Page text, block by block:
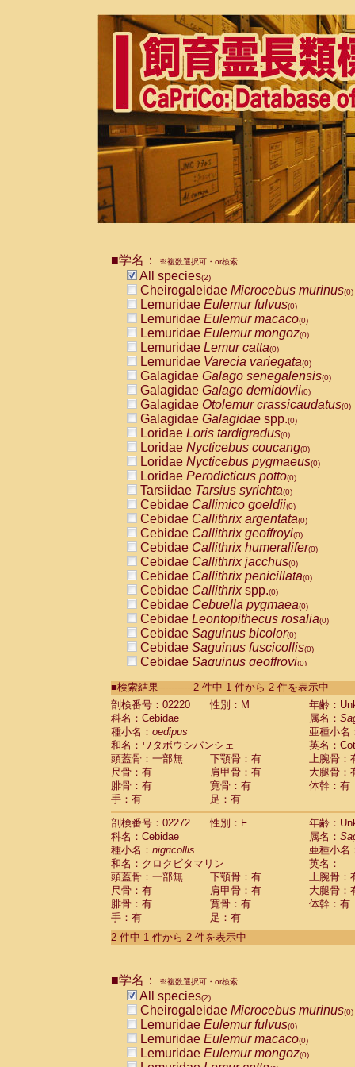
■学名： ※複数選択可・or検索
All species(2)
Cheirogaleidae Microcebus murinus(0)
Lemuridae Eulemur fulvus(0)
Lemuridae Eulemur macaco(0)
Lemuridae Eulemur mongoz(0)
Lemuridae Lemur catta(0)
Lemuridae Varecia variegata(0)
Galagidae Galago senegalensis(0)
Galagidae Galago demidovii(0)
Galagidae Otolemur crassicaudatus(0)
Galagidae Galagidae spp.(0)
Loridae Loris tardigradus(0)
Loridae Nycticebus coucang(0)
Loridae Nycticebus pygmaeus(0)
Loridae Perodicticus potto(0)
Tarsiidae Tarsius syrichta(0)
Cebidae Callimico goeldii(0)
Cebidae Callithrix argentata(0)
Cebidae Callithrix geoffroyi(0)
Cebidae Callithrix humeralifer(0)
Cebidae Callithrix jacchus(0)
Cebidae Callithrix penicillata(0)
Cebidae Callithrixspp.(0)
Cebidae Cebuella pygmaea(0)
Cebidae Leontopithecus rosalia(0)
Cebidae Saguinus bicolor(0)
Cebidae Saguinus fuscicollis(0)
Cebidae Saguinus geoffroyi(0)
CebidaeSaguinus labiatus(0)
Cebidae Saguinus leucopus (0)
Cebidae
Cebidae
CebidaeSaguinus nigricollis (1)
Cebidae Saguinus oedipus
Cebidae Saguinus weddelli
Cebidae Saguinusspp.
Cebidae Aotus trivirgatus
Cebidae Cebus albifrons
Cebidae
CebidaeCebus capucinus
CebidaeCebus nigrivittatus
Cebidae Cebusspp.(0)
Cebidae Saimiri boliviensis
Cebidae Saimiri sciureus
Atelidae Alouatta caraya
AtelidaeAlouatta fusca
AtelidaeAlouatta seniculus
AtelidaeAteles belzebuth
AtelidaeAteles geoffroyi
AtelidaeAteles paniscus(0)
AtelidaeAtelesspp. (0)
AtelidaeLagothrix lagothricha
AtelidaeLagothrix lagothricha cana
PitheciidaeCacajao calvus
■検索結果-----------2 件中 1 件から 2 件を表示中
剖検番号：02220
性別：M
年齢：
科名：Cebidae
属名：
種小名： oedipus
亜種小名
和名：ワタボウシパンシェ
英名：
頭蓋骨：一部無
下顎骨：有
上腕骨：
尺骨：有
肩甲骨：有
大腿骨：
腓骨：有
寛骨：有
体幹：有
手：有
足：有
剖検番号：02272
性別：F
年齢：
科名：Cebidae
属名：
種小名： nigricollis
亜種小名
和名：クロクビタマリン
英名：
頭蓋骨：一部無
下顎骨：有
上腕骨：
尺骨：有
肩甲骨：有
大腿骨：
腓骨：有
寛骨：有
体幹：有
手：有
足：有
2 件中 1 件から 2 件を表示中
■学名： ※複数選択可・or検索
All species(2)
Cheirogaleidae Microcebus murinus(0)
Lemuridae Eulemur fulvus(0)
Lemuridae Eulemur macaco(0)
Lemuridae Eulemur mongoz(0)